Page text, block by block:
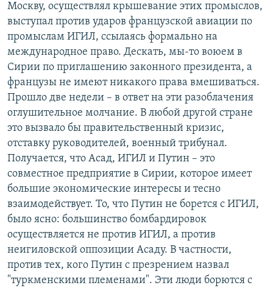
Москву, осуществлял крышевание этих промыслов,
выступал против ударов французской авиации по
промыслам ИГИЛ, ссылаясь формально на
международное право. Дескать, мы-то воюем в
Сирии по приглашению законного президента, а
французы не имеют никакого права вмешиваться.
Прошло две недели – в ответ на эти разоблачения
оглушительное молчание. В любой другой стране
это вызвало бы правительственный кризис,
отставку руководителей, военный трибунал.
Получается, что Асад, ИГИЛ и Путин – это
совместное предприятие в Сирии, которое имеет
большие экономические интересы и тесно
взаимодействует. То, что Путин не борется с ИГИЛ,
было ясно: большинство бомбардировок
осуществляется не против ИГИЛ, а против
неигиловской оппозиции Асаду. В частности,
против тех, кого Путин с презрением назвал
"туркменскими племенами". Эти люди борются с